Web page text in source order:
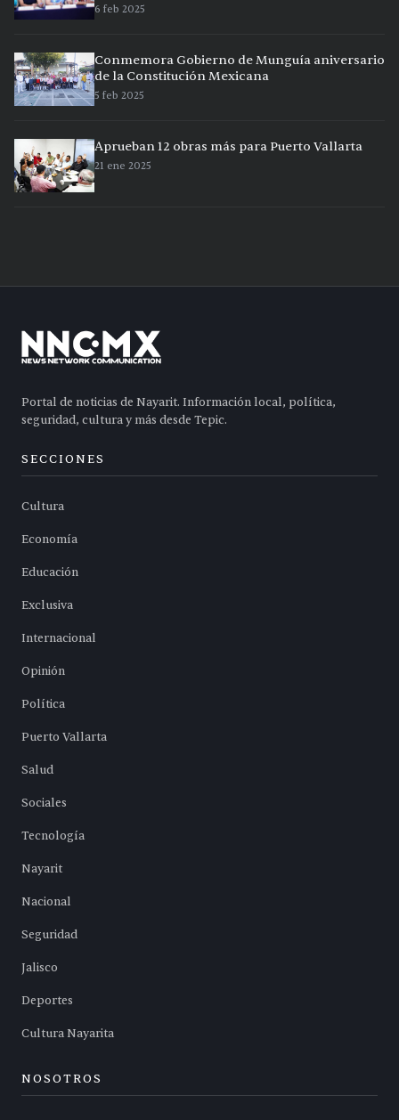
6 feb 2025
Conmemora Gobierno de Munguía aniversario
de la Constitución Mexicana
5 feb 2025
Aprueban 12 obras más para Puerto Vallarta
21 ene 2025
Portal de noticias de Nayarit. Información local, política,
seguridad, cultura y más desde Tepic.
SECCIONES
Cultura
Economía
Educación
Exclusiva
Internacional
Opinión
Política
Puerto Vallarta
Salud
Sociales
Tecnología
Nayarit
Nacional
Seguridad
Jalisco
Deportes
Cultura Nayarita
NOSOTROS